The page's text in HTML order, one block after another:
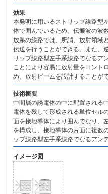
効果
本発明に用いるストリップ線路型
体で囲んでいるため、伝搬波の波
放系の線路では、所謂、放射領域
伝送を行うことができる。また、
リップ線路型左手系線路でなるア
ことにより容易に放射量をコント
め、放射ビームを設計することが
技術概要
中間層の誘電体の中に配置される
電体を残して形成される単位セル
面を接地導体により囲んでなり、
を構成し、接地導体の片面に複数
ップ線路型左手系線路でなるアンテ
イメージ図